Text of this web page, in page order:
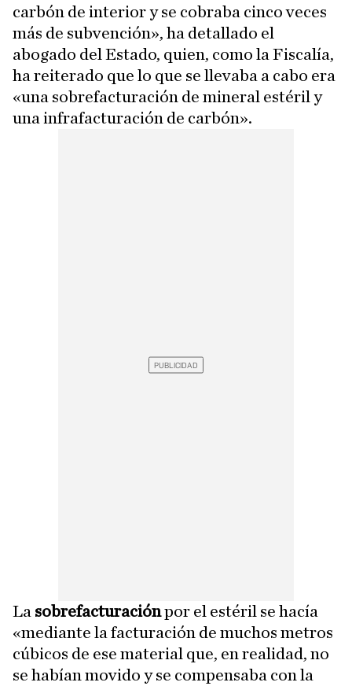
carbón de interior y se cobraba cinco veces
más de subvención», ha detallado el
abogado del Estado, quien, como la Fiscalía,
ha reiterado que lo que se llevaba a cabo era
«una sobrefacturación de mineral estéril y
una infrafacturación de carbón».
La sobrefacturaciónpor el estéril se hacía
«mediante la facturación de muchos metros
cúbicos de ese material que, en realidad, no
se habían movido y se compensaba con la